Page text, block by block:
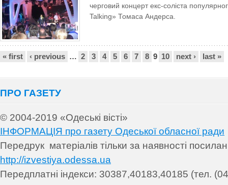
черговий концерт екс-соліста
Talking» Томаса Андерса.
Сторінки
« first ‹ previous … 2 3 4 5 6 7 8 9 10 next › last »
ПРО ГАЗЕТУ
© 2004-2019 «Одеські вісті»
ІНФОРМАЦІЯ про газету Одеської обласної ради
Передрук матеріалів тільки за наявності
http://izvestiya.odessa.ua
Передплатні індекси: 30387,40183,40185 (тел.